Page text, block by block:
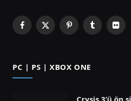
Facebook
X
PinterestTumblrFlickr
PC | PS | XBOX ONE
Crysis 3’ü ön